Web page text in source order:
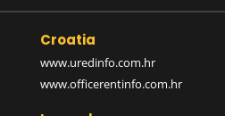
Croatia
www.uredinfo.com.hr
www.officerentinfo.com.hr